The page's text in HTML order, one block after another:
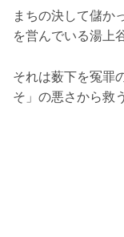
まちの決して儲か
を営んでいる湯上
それは薮下を冤罪
そ」の悪さから救